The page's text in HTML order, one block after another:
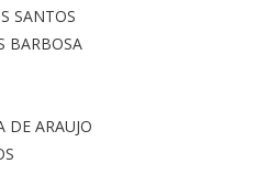
SANTOS
BARBOSA
DE ARAUJO